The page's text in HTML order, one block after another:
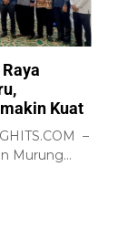
Kuat
–
Murung